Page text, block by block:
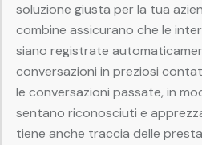
soluzione giusta per la tua
combine assicurano che le
siano registrate
conversazioni in preziosi
le conversazioni passate, in
sentano riconosciuti e
tiene anche traccia delle